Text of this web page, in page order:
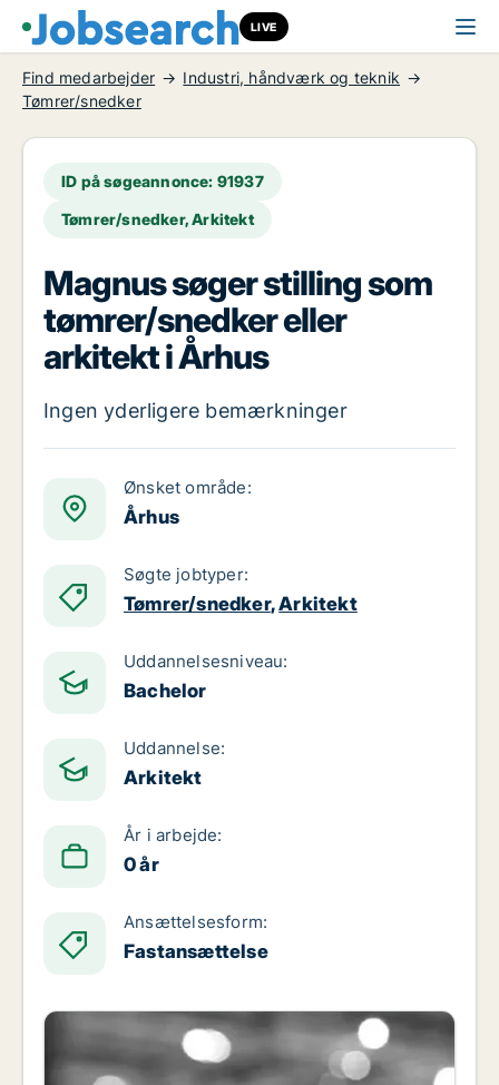
LIVE
Find medarbejder
Industri, håndværk og teknik
Tømrer/snedker
ID på søgeannonce: 91937
Tømrer/snedker, Arkitekt
Magnus søger stilling som
tømrer/snedker eller
arkitekt i Århus
Ingen yderligere bemærkninger
Ønsket område:
Århus
Søgte jobtyper:
Tømrer/snedker,Arkitekt
Uddannelsesniveau:
Bachelor
Uddannelse:
Arkitekt
År i arbejde:
0 år
Ansættelsesform:
Fastansættelse